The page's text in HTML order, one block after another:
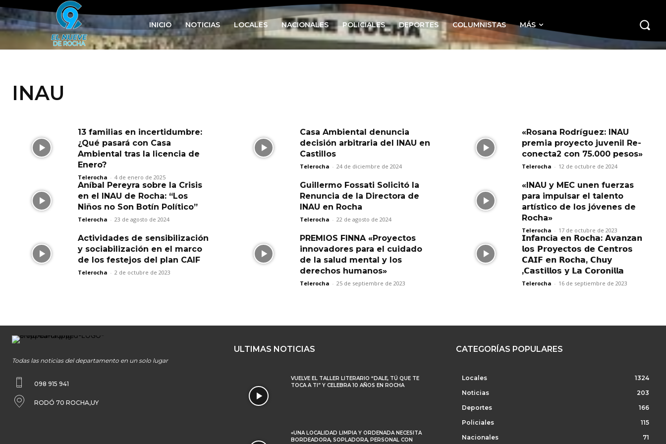
INICIO NOTICIAS LOCALES NACIONALES POLICIALES DEPORTES COLUMNISTAS MÁS
INAU
13 familias en incertidumbre:
¿Qué pasará con Casa
Ambiental tras la licencia de
Enero?
Telerocha - 4 de enero de 2025
Casa Ambiental denuncia
decisión arbitraria del INAU en
Castillos
Telerocha - 24 de diciembre de 2024
«Rosana Rodríguez: INAU
premia proyecto juvenil Re-
conecta2 con 75.000 pesos»
Telerocha - 12 de octubre de 2024
Aníbal Pereyra sobre la Crisis
en el INAU de Rocha: “Los
Niños no Son Botín Político”
Telerocha - 23 de agosto de 2024
Guillermo Fossati Solicitó la
Renuncia de la Directora de
INAU en Rocha
Telerocha - 22 de agosto de 2024
«INAU y MEC unen fuerzas
para impulsar el talento
artístico de los jóvenes de
Rocha»
Telerocha - 17 de octubre de 2023
Actividades de sensibilización
y sociabilización en el marco
de los festejos del plan CAIF
Telerocha - 2 de octubre de 2023
PREMIOS FINNA «Proyectos
innovadores para el cuidado
de la salud mental y los
derechos humanos»
Telerocha - 25 de septiembre de 2023
𝗜𝗻𝗳𝗮𝗻𝗰𝗶𝗮 𝗲𝗻 𝗥𝗼𝗰𝗵𝗮: 𝗔𝘃𝗮𝗻𝘇𝗮𝗻
𝗹𝗼𝘀 𝗣𝗿𝗼𝘆𝗲𝗰𝘁𝗼𝘀 𝗱𝗲 𝗖𝗲𝗻𝘁𝗿𝗼𝘀
𝗖𝗔𝗜𝗙 𝗲𝗻 𝗥𝗼𝗰𝗵𝗮, 𝗖𝗵𝘂𝘆
,𝗖𝗮𝘀𝘁𝗶𝗹𝗹𝗼𝘀 𝘆 𝗟𝗮 𝗖𝗼𝗿𝗼𝗻𝗶𝗹𝗹𝗮
Telerocha - 16 de septiembre de 2023
Todas las noticias del departamento en un solo lugar
098 915 941
RODÓ 70 ROCHA,UY
ULTIMAS NOTICIAS
VUELVE EL TALLER LITERARIO “DALE, TÚ QUE TE
TOCA A TI” Y CELEBRA 10 AÑOS EN ROCHA
«UNA LOCALIDAD LIMPIA Y ORDENADA NECESITA
BORDEADORA, SOPLADORA, PERSONAL CON
CATEGORÍAS POPULARES
Locales
1324
Noticias
203
Deportes
166
Policiales
115
Nacionales
71